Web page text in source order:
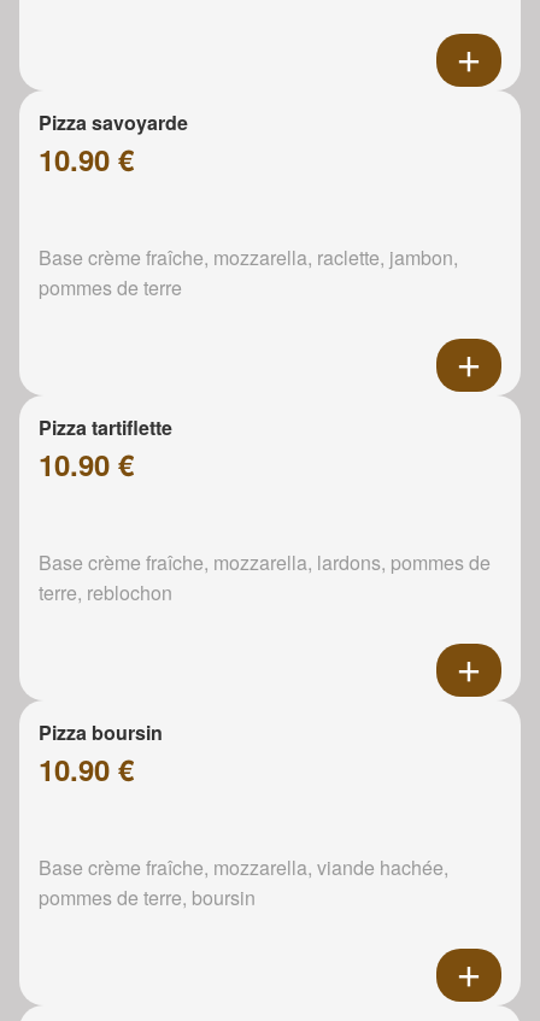
Pizza savoyarde
10.90 €
Base crème fraîche, mozzarella, raclette, jambon,
pommes de terre
Pizza tartiflette
10.90 €
Base crème fraîche, mozzarella, lardons, pommes de
terre, reblochon
Pizza boursin
10.90 €
Base crème fraîche, mozzarella, viande hachée,
pommes de terre, boursin